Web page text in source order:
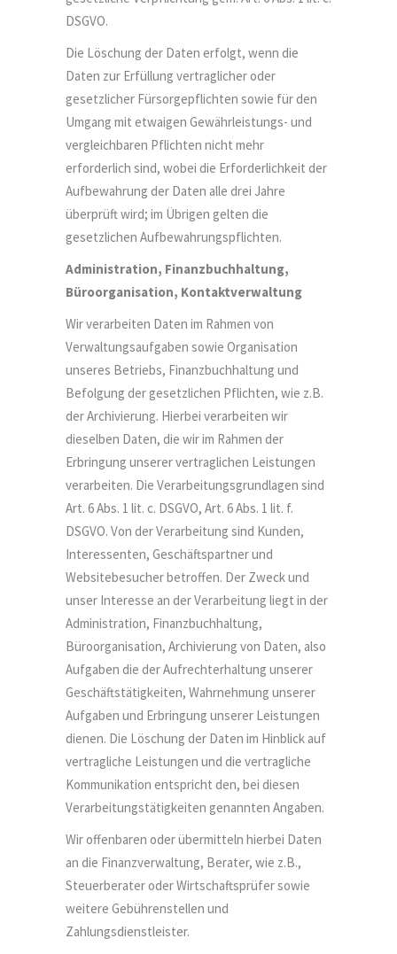
DSGVO.
Die Löschung der Daten erfolgt, wenn die
Daten zur Erfüllung vertraglicher oder
gesetzlicher Fürsorgepflichten sowie für den
Umgang mit etwaigen Gewährleistungs- und
vergleichbaren Pflichten nicht mehr
erforderlich sind, wobei die Erforderlichkeit der
Aufbewahrung der Daten alle drei Jahre
überprüft wird; im Übrigen gelten die
gesetzlichen Aufbewahrungspflichten.
Administration, Finanzbuchhaltung,
Büroorganisation, Kontaktverwaltung
Wir verarbeiten Daten im Rahmen von
Verwaltungsaufgaben sowie Organisation
unseres Betriebs, Finanzbuchhaltung und
Befolgung der gesetzlichen Pflichten, wie z.B.
der Archivierung. Hierbei verarbeiten wir
dieselben Daten, die wir im Rahmen der
Erbringung unserer vertraglichen Leistungen
verarbeiten. Die Verarbeitungsgrundlagen sind
Art. 6 Abs. 1 lit. c. DSGVO, Art. 6 Abs. 1 lit. f.
DSGVO. Von der Verarbeitung sind Kunden,
Interessenten, Geschäftspartner und
Websitebesucher betroffen. Der Zweck und
unser Interesse an der Verarbeitung liegt in der
Administration, Finanzbuchhaltung,
Büroorganisation, Archivierung von Daten, also
Aufgaben die der Aufrechterhaltung unserer
Geschäftstätigkeiten, Wahrnehmung unserer
Aufgaben und Erbringung unserer Leistungen
dienen. Die Löschung der Daten im Hinblick auf
vertragliche Leistungen und die vertragliche
Kommunikation entspricht den, bei diesen
Verarbeitungstätigkeiten genannten Angaben.
Wir offenbaren oder übermitteln hierbei Daten
an die Finanzverwaltung, Berater, wie z.B.,
Steuerberater oder Wirtschaftsprüfer sowie
weitere Gebührenstellen und
Zahlungsdienstleister.